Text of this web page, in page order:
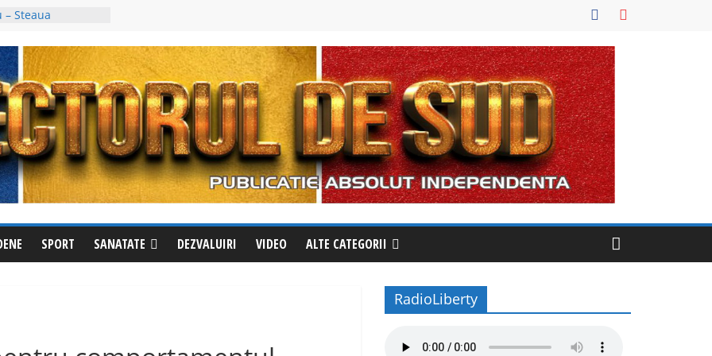
Steaua
a fost
deși avea un
împotriva
la Izvoru
pentru a
din oraș
apel la
Sunați
evadat
SPORT SANATATE DEZVALUIRI VIDEO ALTE CATEGORII
RadioLiberty